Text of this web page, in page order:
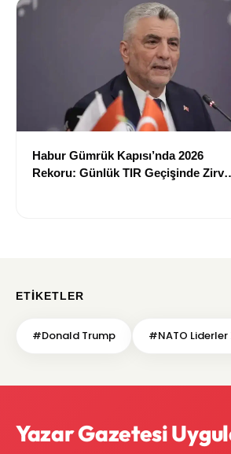
Habur Gümrük Kapısı’nda 2026
Rekoru: Günlük TIR Geçişinde Zirve
ETIKETLER
#Donald Trump #NATO Liderler
Yazar Gazetesi